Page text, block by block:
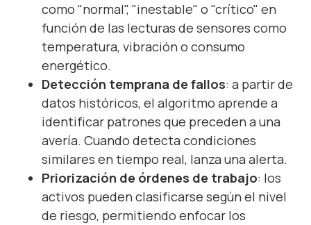
como "normal", "inestable" o "crítico" en
función de las lecturas de sensores como
temperatura, vibración o consumo
energético.
Detección temprana de fallos: a partir de
datos históricos, el algoritmo aprende a
identificar patrones que preceden a una
avería. Cuando detecta condiciones
similares en tiempo real, lanza una alerta.
Priorización de órdenes de trabajo: los
activos pueden clasificarse según el nivel
de riesgo, permitiendo enfocar los